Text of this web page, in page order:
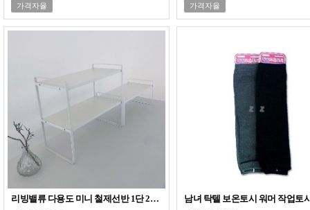
가격자율 가격자율
리빙밸류 다용도 미니 철제선반 1단 2단 원목 수납 정리 조립 모듈 주방 책상 식탁
남녀 탁텔 보온토시 워머 작업토